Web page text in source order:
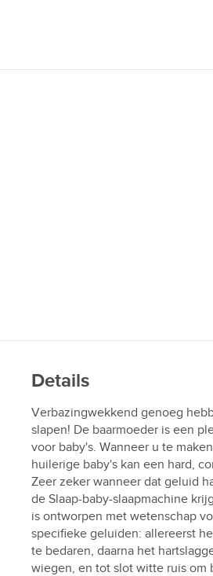
Details
Verbazingwekkend genoeg
slapen! De baarmoeder is een
voor baby's. Wanneer u te
huilerige baby's kan een hard,
Zeer zeker wanneer dat geluid
de Slaap-baby-slaapmachine
is ontworpen met wetenschap
specifieke geluiden: allereerst
te bedaren, daarna het
wiegen, en tot slot witte ruis om